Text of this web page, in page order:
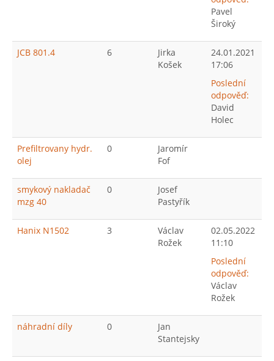
Pavel
Široký
JCB 801.4 6
Jirka
Košek
24.01.2021
17:06
Poslední
odpověď:
David
Holec
Prefiltrovany hydr.
olej
0
Jaromír
Fof
smykový nakladač
mzg 40
0
Josef
Pastyřík
Hanix N1502 3
Václav
Rožek
02.05.2022
11:10
Poslední
odpověď:
Václav
Rožek
náhradní díly 0
Jan
Stantejsky